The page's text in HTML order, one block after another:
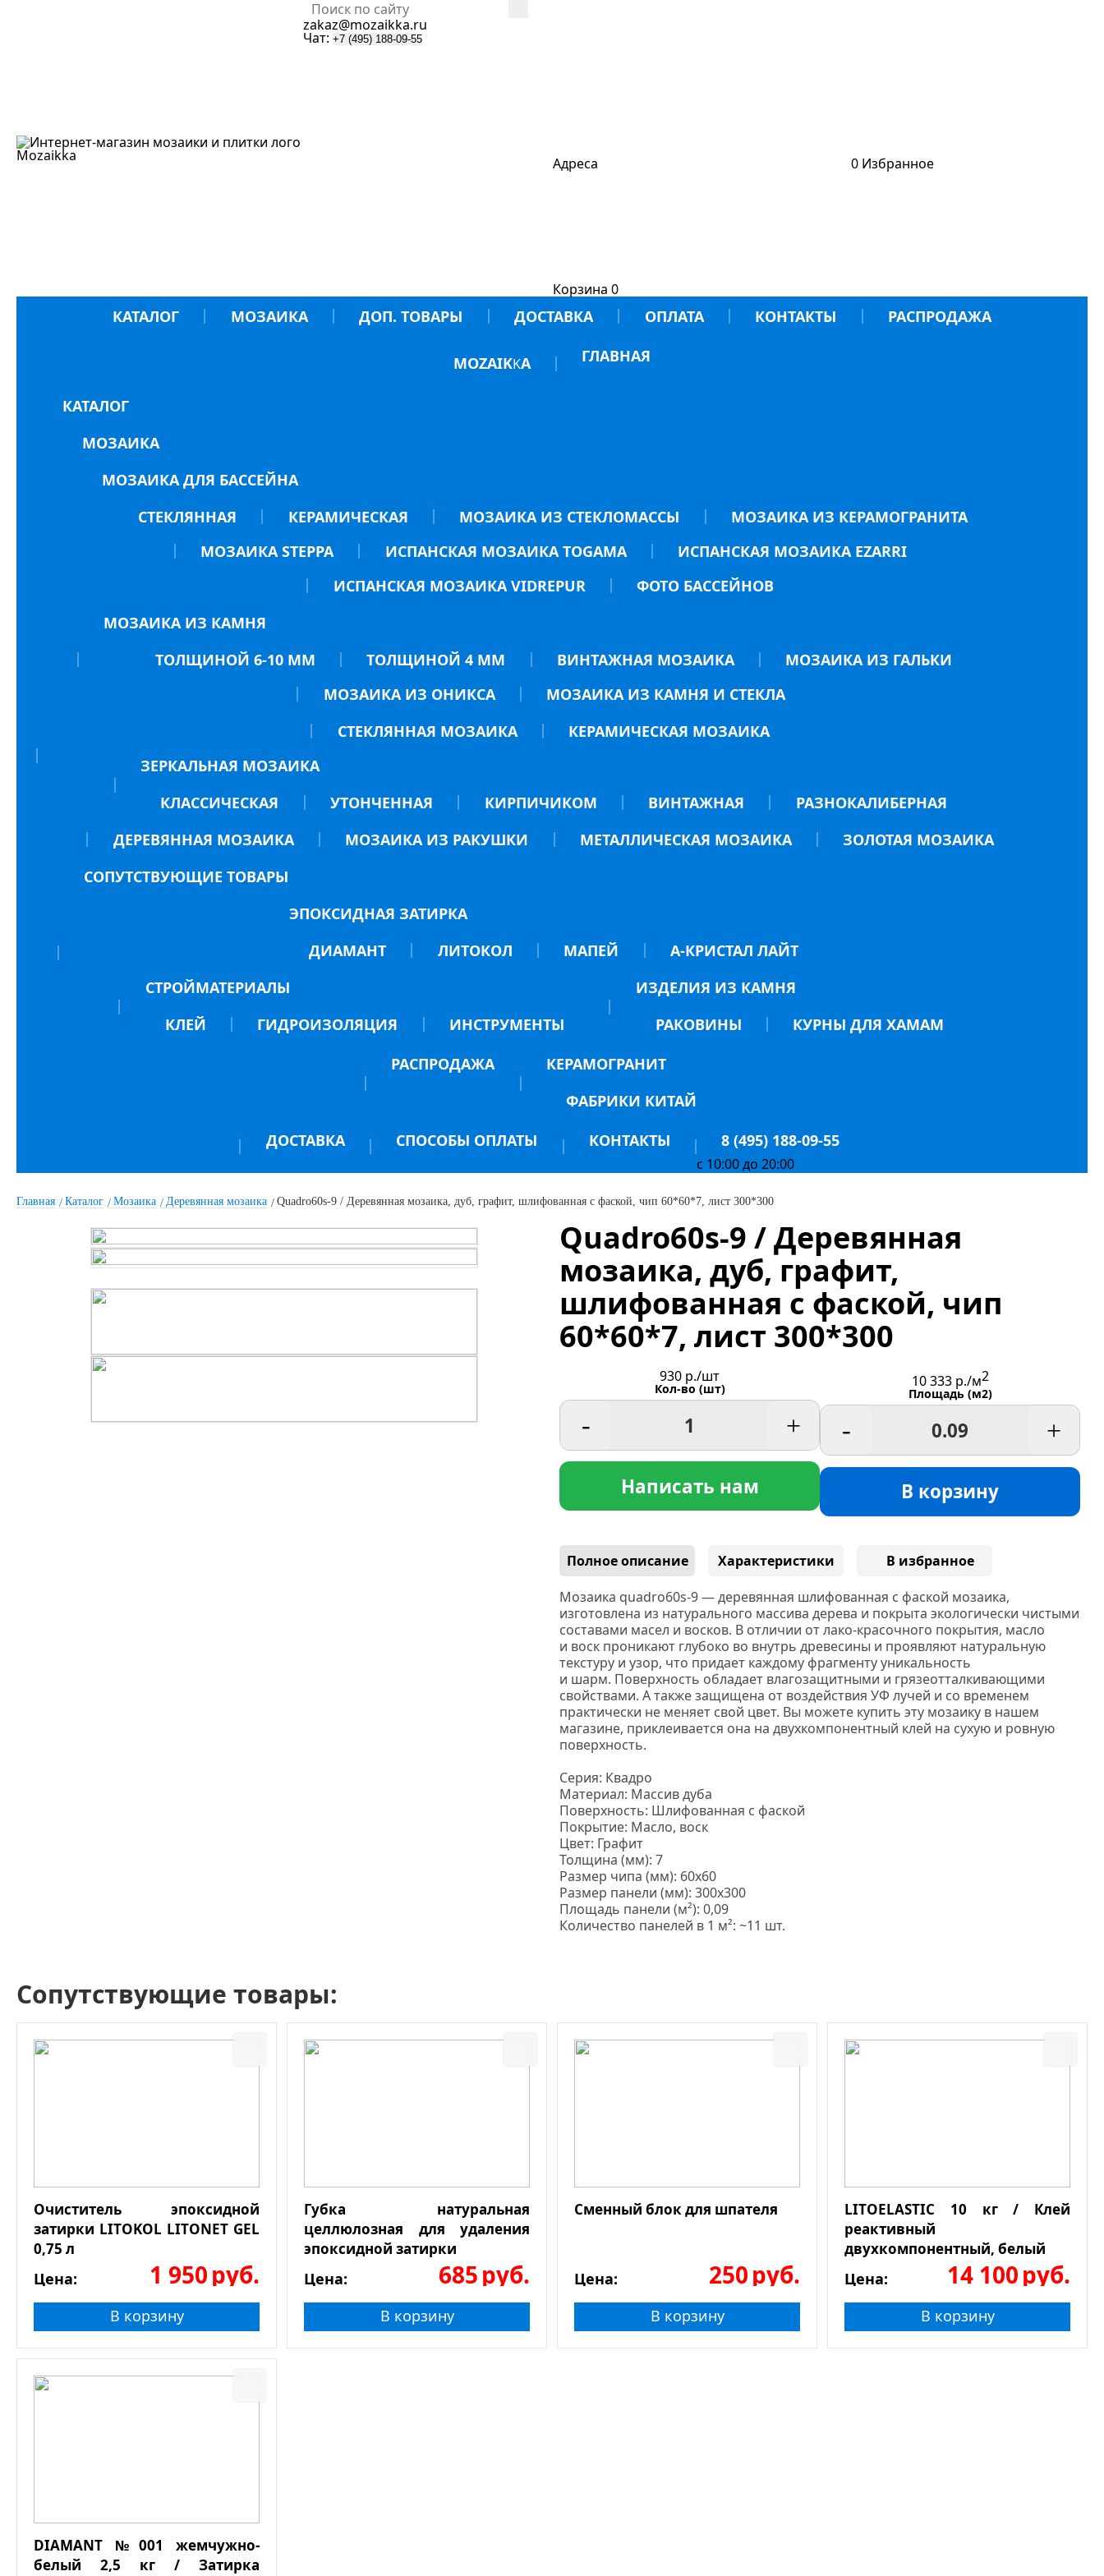
Mozaikka
zakaz@mozaikka.ru
Чат: +7 (495) 188-09-55
Адреса 0 Избранное
Корзина 0
КАТАЛОГ МОЗАИКА ДОП. ТОВАРЫ ДОСТАВКА ОПЛАТА КОНТАКТЫ РАСПРОДАЖА
MOZAIKKA ГЛАВНАЯ
КАТАЛОГ
МОЗАИКА
МОЗАИКА ДЛЯ БАССЕЙНА
СТЕКЛЯННАЯ
КЕРАМИЧЕСКАЯ МОЗАИКА ИЗ СТЕКЛОМАССЫ
МОЗАИКА ИЗ КЕРАМОГРАНИТА
МОЗАИКА STEPPA
ИСПАНСКАЯ МОЗАИКА TOGAMA
ИСПАНСКАЯ МОЗАИКА EZARRI
ИСПАНСКАЯ МОЗАИКА VIDREPUR
ФОТО БАССЕЙНОВ
МОЗАИКА ИЗ КАМНЯ
ТОЛЩИНОЙ 6-10 ММ
ТОЛЩИНОЙ 4 ММ ВИНТАЖНАЯ МОЗАИКА
МОЗАИКА ИЗ ГАЛЬКИ
МОЗАИКА ИЗ ОНИКСА
МОЗАИКА ИЗ КАМНЯ И СТЕКЛА
СТЕКЛЯННАЯ МОЗАИКА
КЕРАМИЧЕСКАЯ МОЗАИКА
ЗЕРКАЛЬНАЯ МОЗАИКА
КЛАССИЧЕСКАЯ
УТОНЧЕННАЯ КИРПИЧИКОМ ВИНТАЖНАЯ
РАЗНОКАЛИБЕРНАЯ
ДЕРЕВЯННАЯ МОЗАИКА
МОЗАИКА ИЗ РАКУШКИ МЕТАЛЛИЧЕСКАЯ МОЗАИКА
ЗОЛОТАЯ МОЗАИКА
СОПУТСТВУЮЩИЕ ТОВАРЫ
ЭПОКСИДНАЯ ЗАТИРКА
ДИАМАНТ
ЛИТОКОЛ МАПЕЙ
А-КРИСТАЛ ЛАЙТ
СТРОЙМАТЕРИАЛЫ
КЛЕЙ
ГИДРОИЗОЛЯЦИЯ ИНСТРУМЕНТЫ
ИЗДЕЛИЯ ИЗ КАМНЯ
РАКОВИНЫ
КУРНЫ ДЛЯ ХАМАМ
РАСПРОДАЖА
КЕРАМОГРАНИТ
ФАБРИКИ КИТАЙ
ДОСТАВКА
СПОСОБЫ ОПЛАТЫ КОНТАКТЫ 8 (495) 188-09-55
c 10:00 до 20:00
Главная Каталог Мозаика Деревянная мозаика Quadro60s-9 / Деревянная мозаика, дуб, графит, шлифованная с фаской, чип 60*60*7, лист 300*300
Quadro60s-9 / Деревянная
мозаика, дуб, графит,
шлифованная с фаской, чип
60*60*7, лист 300*300
930 р./шт
Кол-во (шт)
- +
Написать нам
10 333 р./м2
Площадь (м2)
- +
В корзину
Полное описание Характеристики
В избранное
Мозаика quadro60s-9 — деревянная шлифованная с фаской мозаика,
изготовлена из натурального массива дерева и покрыта экологически чистыми
составами масел и восков. В отличии от лако-красочного покрытия, масло
и воск проникают глубоко во внутрь древесины и проявляют натуральную
текстуру и узор, что придает каждому фрагменту уникальность
и шарм. Поверхность обладает влагозащитными и грязеотталкивающими
свойствами. А также защищена от воздействия УФ лучей и со временем
практически не меняет свой цвет. Вы можете купить эту мозаику в нашем
магазине, приклеивается она на двухкомпонентный клей на сухую и ровную
поверхность.
Серия: Квадро
Материал: Массив дуба
Поверхность: Шлифованная с фаской
Покрытие: Масло, воск
Цвет: Графит
Толщина (мм): 7
Размер чипа (мм): 60х60
Размер панели (мм): 300х300
Площадь панели (м²): 0,09
Количество панелей в 1 м²: ~11 шт.
Сопутствующие товары:
Очиститель эпоксидной
затирки LITOKOL LITONET GEL
0,75 л
Цена: 1 950руб.
В корзину
Губка натуральная
целлюлозная для удаления
эпоксидной затирки
Цена: 685руб.
В корзину
Сменный блок для шпателя
Цена: 250руб.
В корзину
LITOELASTIC 10 кг / Клей
реактивный
двухкомпонентный, белый
Цена: 14 100руб.
В корзину
DIAMANT №001 жемчужно-
белый 2,5 кг / Затирка